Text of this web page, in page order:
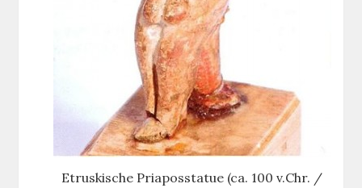
Etruskische Priaposstatue (ca. 100 v.Chr. /